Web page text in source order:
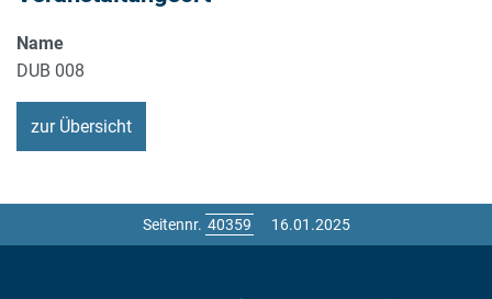
Name
DUB 008
zur Übersicht
Seitennr. 16.01.2025